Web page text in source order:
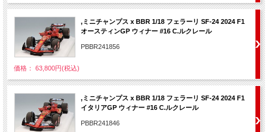
,ミニチャンプス x BBR 1/18 フェラーリ SF-24 2024 F1
オースティンGP ウィナー #16 C.ルクレール
PBBR241856
価格： 63,800円(税込)
,ミニチャンプス x BBR 1/18 フェラーリ SF-24 2024 F1
イタリアGP ウィナー #16 C.ルクレール
PBBR241846